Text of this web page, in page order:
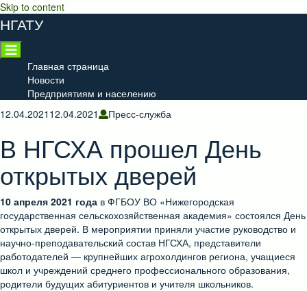
Skip to content
НГАТУ
Главная страница
Новости
Предприятиям и населению
12.04.2021 12.04.2021 Пресс-служба
В НГСХА прошел День
открытых дверей
10 апреля 2021 года в ФГБОУ ВО «Нижегородская
государственная сельскохозяйственная академия» состоялся День
открытых дверей. В мероприятии приняли участие руководство и
научно-преподавательский состав НГСХА, представители
работодателей — крупнейших агрохолдингов региона, учащиеся
школ и учреждений среднего профессионального образования,
родители будущих абитуриентов и учителя школьников.